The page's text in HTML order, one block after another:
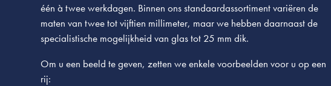
één à twee werkdagen. Binnen ons standaardassortiment variëren de
maten van twee tot vijftien millimeter, maar we hebben daarnaast de
specialistische mogelijkheid van glas tot 25 mm dik.
Om u een beeld te geven, zetten we enkele voorbeelden voor u op een
rij: